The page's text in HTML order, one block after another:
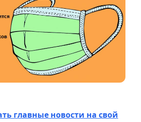
главные новости на свой